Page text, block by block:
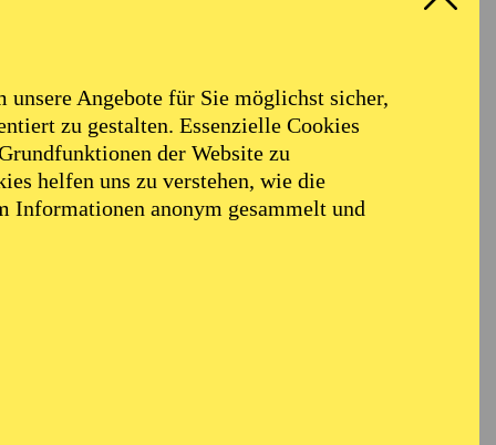
unsere Angebote für Sie möglichst sicher,
zu gestalten. Essenzielle Cookies
der Website zu
helfen uns zu verstehen, wie die
Informationen anonym gesammelt und